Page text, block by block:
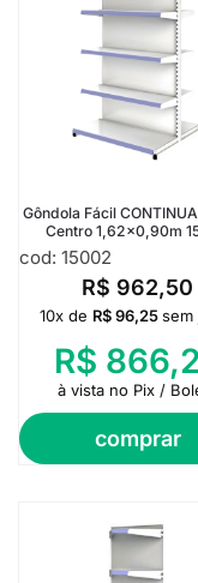
Gôndola Fácil
Centro 1,62×0,90m
cod: 15002
R$ 962,50
comprar
10x de R$96,25sem
R$
à vista no Pix /